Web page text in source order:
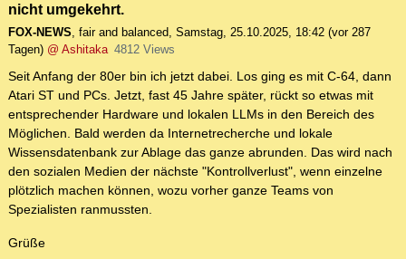
nicht umgekehrt.
FOX-NEWS, fair and balanced, Samstag, 25.10.2025, 18:42 (vor 287
Tagen) @ Ashitaka 4812 Views
Seit Anfang der 80er bin ich jetzt dabei. Los ging es mit C-64, dann
Atari ST und PCs. Jetzt, fast 45 Jahre später, rückt so etwas mit
entsprechender Hardware und lokalen LLMs in den Bereich des
Möglichen. Bald werden da Internetrecherche und lokale
Wissensdatenbank zur Ablage das ganze abrunden. Das wird nach
den sozialen Medien der nächste "Kontrollverlust", wenn einzelne
plötzlich machen können, wozu vorher ganze Teams von
Spezialisten ranmussten.
Grüße